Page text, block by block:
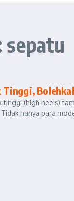
sepatu
Tinggi,
tinggi (high heels)
hanya para